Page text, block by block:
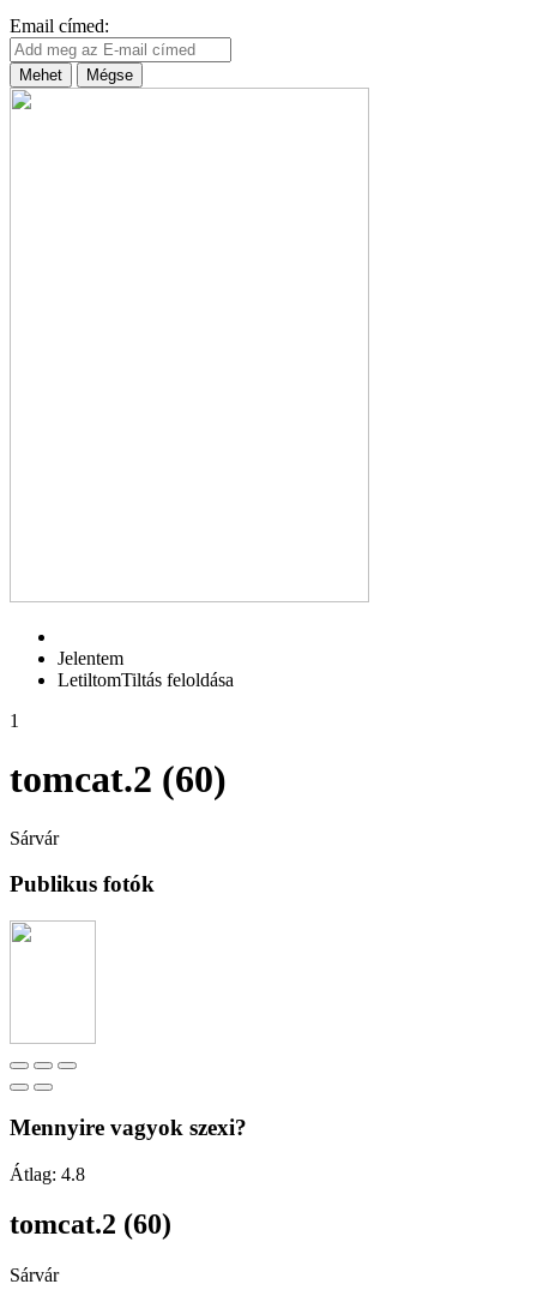
Email címed:
Mehet Mégse
Jelentem
LetiltomTiltás feloldása
1
tomcat.2 (60)
Sárvár
Publikus fotók
Mennyire vagyok szexi?
Átlag: 4.8
tomcat.2 (60)
Sárvár